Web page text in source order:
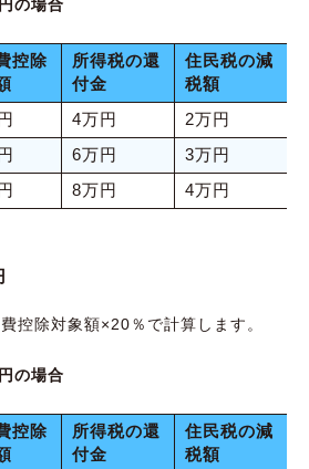
の場合
控除
所得税の還
付金
住民税の減
税額
4万円
2万円
6万円
3万円
8万円 4万円
控除対象額×20％で計算します。
の場合
控除
所得税の還
付金
住民税の減
税額